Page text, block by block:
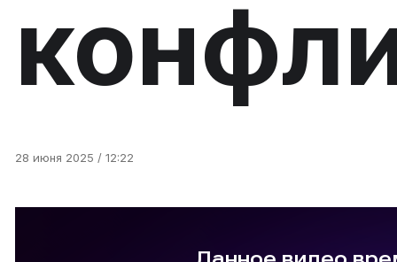
28 июня 2025 / 12:22